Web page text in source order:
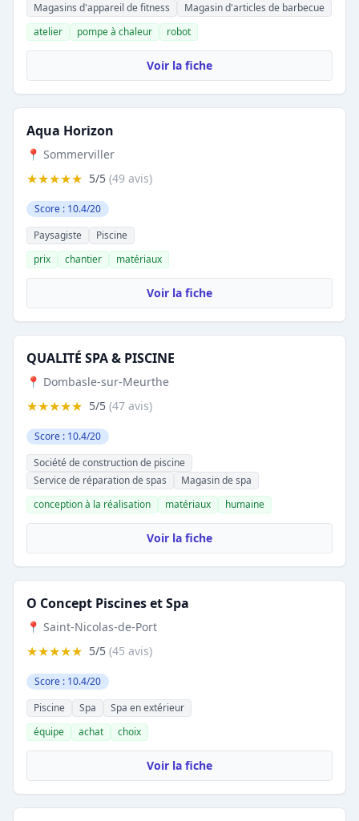
Magasins d'appareil de fitness
Magasin d'articles de barbecue
atelier
pompe à chaleur robot
Voir la fiche
Aqua Horizon
📍 Sommerviller
★★★★★ 5/5 (49 avis)
Score : 10.4/20
Paysagiste
Piscine
prix
chantier matériaux
Voir la fiche
QUALITÉ SPA & PISCINE
📍 Dombasle-sur-Meurthe
★★★★★ 5/5 (47 avis)
Score : 10.4/20
Société de construction de piscine
Service de réparation de spas
Magasin de spa
conception à la réalisation
matériaux humaine
Voir la fiche
O Concept Piscines et Spa
📍 Saint-Nicolas-de-Port
★★★★★ 5/5 (45 avis)
Score : 10.4/20
Piscine
Spa
Spa en extérieur
équipe
achat choix
Voir la fiche